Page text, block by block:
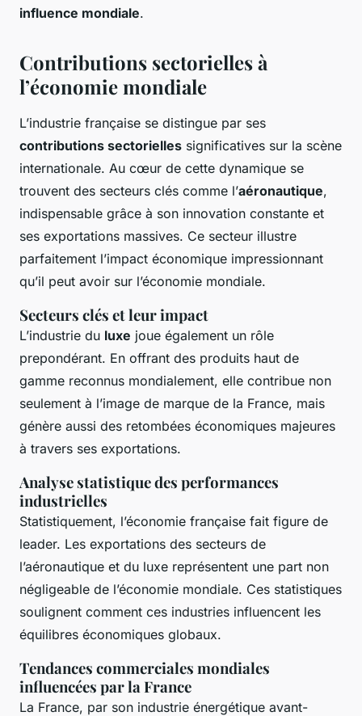
influence mondiale.
Contributions sectorielles à
l’économie mondiale
L’industrie française se distingue par ses
contributions sectorielles significatives sur la scène
internationale. Au cœur de cette dynamique se
trouvent des secteurs clés comme l’aéronautique,
indispensable grâce à son innovation constante et
ses exportations massives. Ce secteur illustre
parfaitement l’impact économique impressionnant
qu’il peut avoir sur l’économie mondiale.
Secteurs clés et leur impact
L’industrie du luxe joue également un rôle
prepondérant. En offrant des produits haut de
gamme reconnus mondialement, elle contribue non
seulement à l’image de marque de la France, mais
génère aussi des retombées économiques majeures
à travers ses exportations.
Analyse statistique des performances
industrielles
Statistiquement, l’économie française fait figure de
leader. Les exportations des secteurs de
l’aéronautique et du luxe représentent une part non
négligeable de l’économie mondiale. Ces statistiques
soulignent comment ces industries influencent les
équilibres économiques globaux.
Tendances commerciales mondiales
influencées par la France
La France, par son industrie énergétique avant-